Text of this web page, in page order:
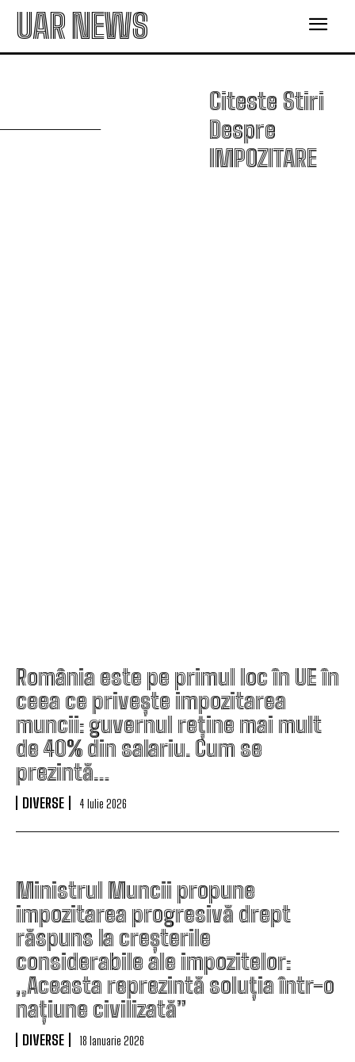
UAR NEWS
Citeste Stiri
Despre
IMPOZITARE
România este pe primul loc în UE în
ceea ce privește impozitarea
muncii: guvernul reține mai mult
de 40% din salariu. Cum se
prezintă…
DIVERSE 4 Iulie 2026
Ministrul Muncii propune
impozitarea progresivă drept
răspuns la creșterile
considerabile ale impozitelor:
„Aceasta reprezintă soluția într-o
națiune civilizată”
DIVERSE 18 Ianuarie 2026